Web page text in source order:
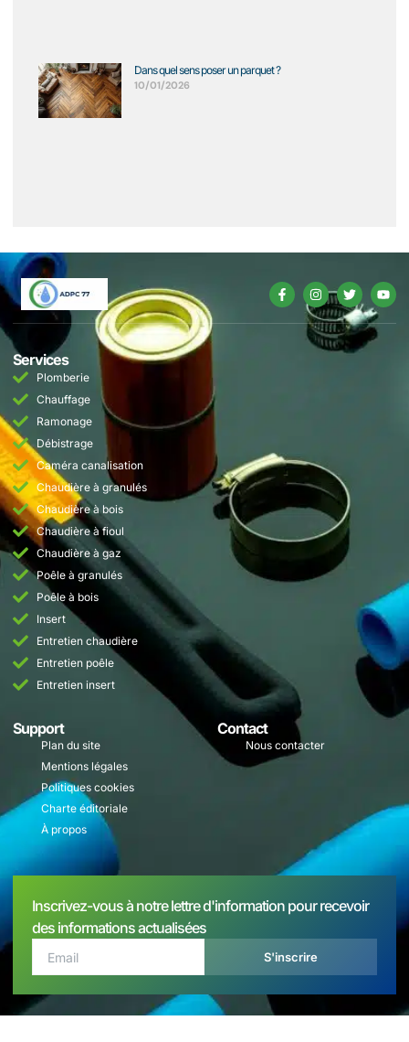
Dans quel sens poser un parquet ?
10/01/2026
Services
Plomberie
Chauffage
Ramonage
Débistrage
Caméra canalisation
Chaudière à granulés
Chaudière à bois
Chaudière à fioul
Chaudière à gaz
Poêle à granulés
Poêle à bois
Insert
Entretien chaudière
Entretien poêle
Entretien insert
Support
Plan du site
Mentions légales
Politiques cookies
Charte éditoriale
À propos
Contact
Nous contacter
Inscrivez-vous à notre lettre d'information pour recevoir
des informations actualisées
S'inscrire